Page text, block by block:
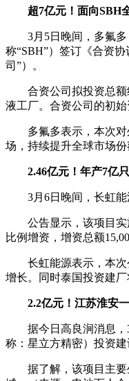
超7亿元！面向SBH
3月5日晚间，多氟
称“SBH”）签订《合资
司”）。
合资公司拟投资总
液工厂。合资公司的初始
多氟多表示，本次
场，持续提升全球市场
2.46亿元！年产7亿
3月6日晚间，长虹
公告显示，该项目
比例增资，增资总额
长虹能源表示，本
增长。同时泰国投资建
2.2亿元！江苏淮安
据今日高良涧消息
称：星立方精密）投资建
据了解，该项目主